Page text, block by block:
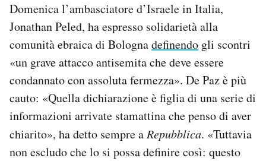
Domenica l’ambasciatore d’Israele in Italia,
Jonathan Peled, ha espresso solidarietà alla
comunità ebraica di Bolognadefinendo gli scontri
«un grave attacco antisemita che deve essere
condannato con assoluta fermezza». De Paz è più
cauto: «Quella dichiarazione è figlia di una serie di
informazioni arrivate stamattina che penso di aver
chiarito», ha detto sempre aRepubblica. «Tuttavia
non escludo che lo si possa definire così: questo